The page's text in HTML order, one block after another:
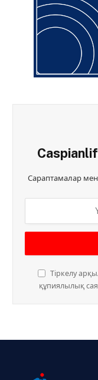
Сараптамалар
Тіркелу
құпиялылық